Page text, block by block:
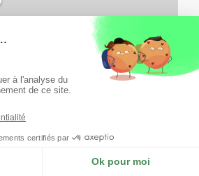
sur mesure
est unique car elle est adaptée
consultation dure une heure